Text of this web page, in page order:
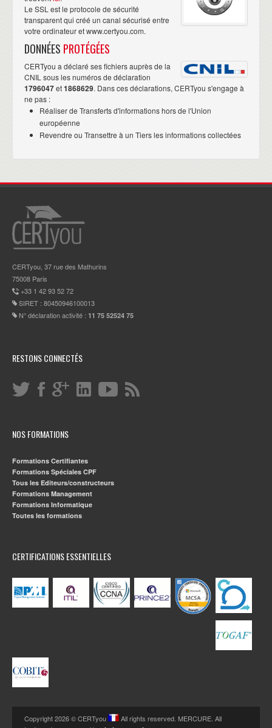
Le SSL est le protocole de sécurité
transparent qui créé un canal sécurisé entre
votre ordinateur et www.certyou.com.
DONNÉES PROTÉGÉES
CERTyou a déclaré ses fichiers auprès de la
CNIL sous les numéros de déclaration
1796047et1868629. Dans ces déclarations, CERTyou s'engage à
ne pas :
Réaliser de Transferts d'informations hors de l'Union
européenne
Revendre ou Transettre à un Tiers les informations collectées
CERTyou, 37 rue des Mathurins
75008 Paris
+33 1 42 93 52 72
SIRET : 80450946100013
N° déclaration activité : 11 75 52524 75
RESTONS CONNECTÉS
NOS FORMATIONS
Formations Certifiantes
Formations Spéciales CPF
Tous les Editeurs/constructeurs
Formations Management
Formations Informatique
Toutes les formations
CERTIFICATIONS ESSENTIELLES
Copyright 2026 © CERTyou
All rights reserved. MERCURE. All